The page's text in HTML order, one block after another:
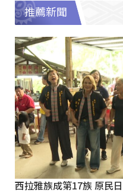
推薦新聞
西拉雅族成第17族 原民